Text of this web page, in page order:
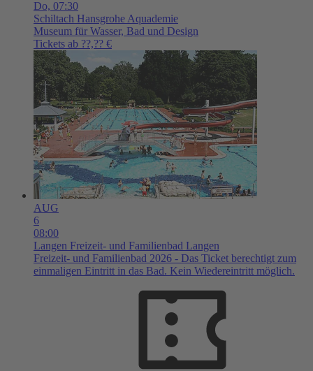
Do, 07:30
Schiltach Hansgrohe Aquademie
Museum für Wasser, Bad und Design
Tickets ab ??,?? €
AUG
6
08:00
Langen Freizeit- und Familienbad Langen
Freizeit- und Familienbad 2026 - Das Ticket berechtigt zum
einmaligen Eintritt in das Bad. Kein Wiedereintritt möglich.